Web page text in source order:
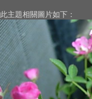
此主題相關圖片如下：